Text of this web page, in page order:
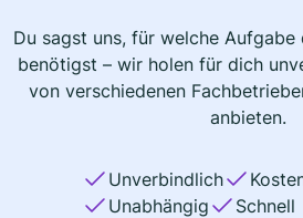
Du sagst uns, für welche Aufgabe
benötigst – wir holen für dich
von verschiedenen
anbieten.
Unverbindlich
Unabhängig
Schnell